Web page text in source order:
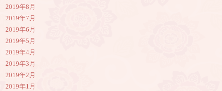
2019年8月
2019年7月
2019年6月
2019年5月
2019年4月
2019年3月
2019年2月
2019年1月